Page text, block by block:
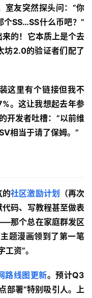
室友突然探头问：”你
SS…SS什么币吧？”
的！它本质上是个去
坊2.0的验证者们配了
这里有个链接但我不
。这让我想起去年参
开发者吐槽：”以前维
相当于请了保姆。”
的社区激励计划
（再次
码、写教程甚至做表
那个总在家庭群发区
题漫画领到了第一笔
资”。
路线图更新。预计Q3
部署”特别吸引人。上